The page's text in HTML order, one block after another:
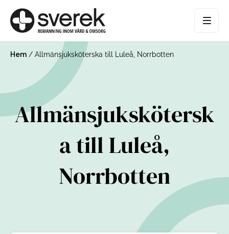
Hem / Allmänsjuksköterska till Luleå, Norrbotten
Allmänsjukskötersk
a till Luleå,
Norrbotten